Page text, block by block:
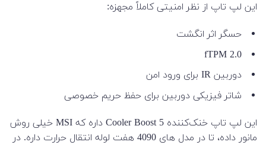
این لپ تاپ از نظر امنیتی کاملاً مجهزه:
حسگر اثر انگشت
دوربین IR برای ورود امن
شاتر فیزیکی دوربین برای حفظ حریم خصوصی
این لپ تاپ خنک‌کننده Cooler Boost 5 داره که MSI خیلی روش
مانور داده، تا در مدل های 4090 هفت لوله انتقال حرارت داره. در